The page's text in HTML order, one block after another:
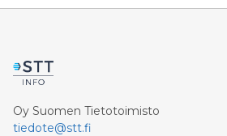
Oy Suomen Tietotoimisto
tiedote@stt.fi